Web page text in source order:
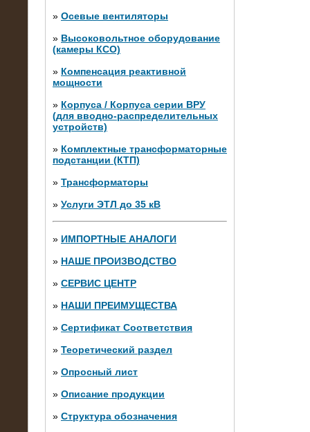
» Осевые вентиляторы
» Высоковольтное оборудование
(камеры КСО)
» Компенсация реактивной
мощности
» Корпуса / Корпуса серии ВРУ
(для вводно-распределительных
устройств)
» Комплектные трансформаторные
подстанции (КТП)
» Трансформаторы
» Услуги ЭТЛ до 35 кВ
» ИМПОРТНЫЕ АНАЛОГИ
» НАШЕ ПРОИЗВОДСТВО
» СЕРВИС ЦЕНТР
» НАШИ ПРЕИМУЩЕСТВА
» Сертификат Соответствия
» Теоретический раздел
» Опросный лист
» Описание продукции
» Структура обозначения
28.02.2015
Нагрузочные модули 700 кВт (4
штуки)
10.10.2014
Нагрузочный комплекс 20 МВт в 2
яруса (напряжение 6-10 кВ)